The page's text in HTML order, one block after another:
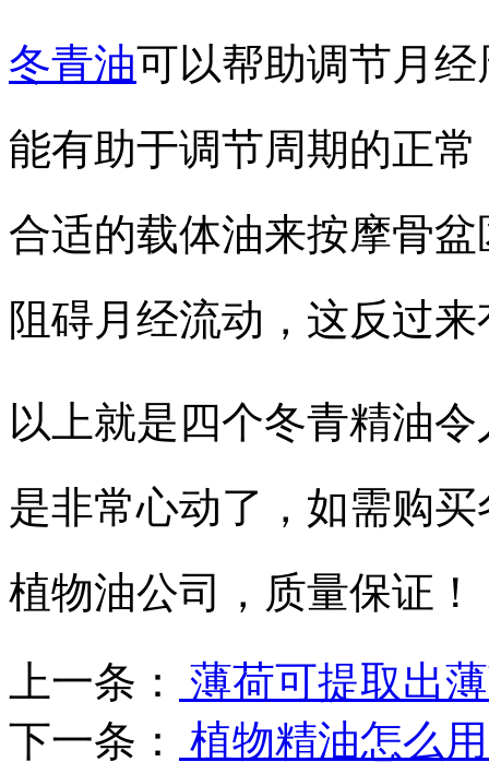
冬青油可以帮助调节月
能有助于调节周期的正
合适的载体油来按摩骨
阻碍月经流动，这反过
以上就是四个冬青精油
是非常心动了，如需购
植物油公司，质量保证！
上一条：
薄荷可提取出
下一条：
植物精油怎么